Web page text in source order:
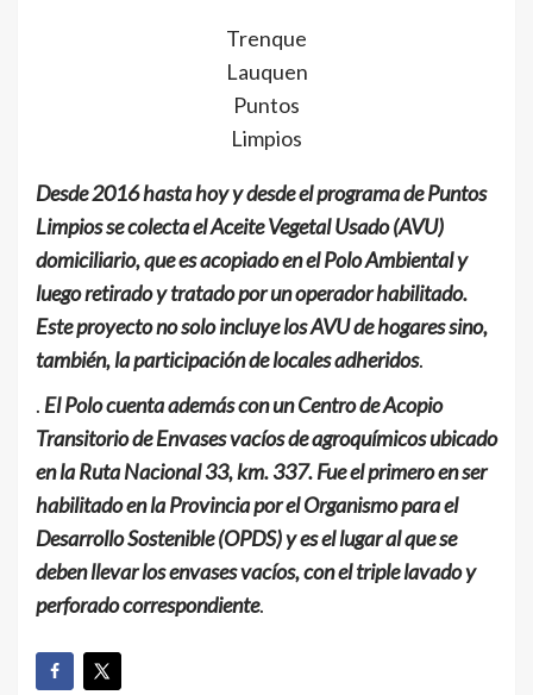
Trenque
Lauquen
Puntos
Limpios
Desde 2016 hasta hoy y desde el programa de Puntos
Limpios se colecta el Aceite Vegetal Usado (AVU)
domiciliario, que es acopiado en el Polo Ambiental y
luego retirado y tratado por un operador habilitado.
Este proyecto no solo incluye los AVU de hogares sino,
también, la participación de locales adheridos.
. El Polo cuenta además con un Centro de Acopio
Transitorio de Envases vacíos de agroquímicos ubicado
en la Ruta Nacional 33, km. 337. Fue el primero en ser
habilitado en la Provincia por el Organismo para el
Desarrollo Sostenible (OPDS) y es el lugar al que se
deben llevar los envases vacíos, con el triple lavado y
perforado correspondiente.